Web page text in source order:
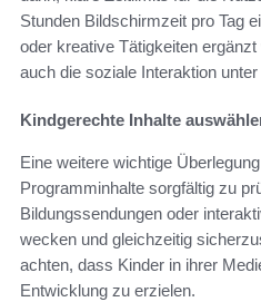
Stunden Bildschirmzeit pro Tag
oder kreative Tätigkeiten
auch die soziale Interaktion
Kindgerechte Inhalte
Eine weitere wichtige
Programminhalte sorgfältig zu
Bildungssendungen oder
wecken und gleichzeitig
achten, dass Kinder in ihrer
Entwicklung zu erzielen.